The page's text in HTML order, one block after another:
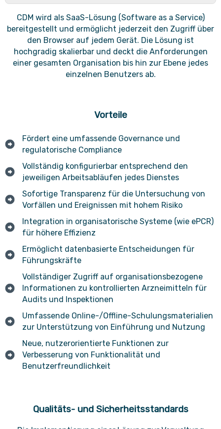
CDM wird als SaaS-Lösung (Software as a Service)
bereitgestellt und ermöglicht jederzeit den Zugriff über
den Browser auf jedem Gerät. Die Lösung ist
hochgradig skalierbar und deckt die Anforderungen
einer gesamten Organisation bis hin zur Ebene jedes
einzelnen Benutzers ab.
Vorteile
Fördert eine umfassende Governance und
regulatorische Compliance
Vollständig konfigurierbar entsprechend den
jeweiligen Arbeitsabläufen jedes Dienstes
Sofortige Transparenz für die Untersuchung von
Vorfällen und Ereignissen mit hohem Risiko
Integration in organisatorische Systeme (wie ePCR)
für höhere Effizienz
Ermöglicht datenbasierte Entscheidungen für
Führungskräfte
Vollständiger Zugriff auf organisationsbezogene
Informationen zu kontrollierten Arzneimitteln für
Audits und Inspektionen
Umfassende Online-/Offline-Schulungsmaterialien
zur Unterstützung von Einführung und Nutzung
Neue, nutzerorientierte Funktionen zur
Verbesserung von Funktionalität und
Benutzerfreundlichkeit
Qualitäts- und Sicherheitsstandards